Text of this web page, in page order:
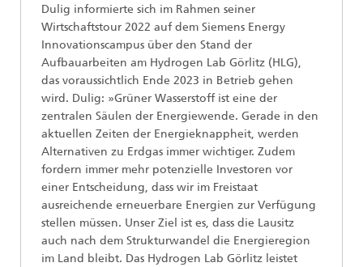
Dulig informierte sich im Rahmen seiner
Wirtschaftstour 2022 auf dem Siemens Energy
Innovationscampus über den Stand der
Aufbauarbeiten am Hydrogen Lab Görlitz (HLG),
das voraussichtlich Ende 2023 in Betrieb gehen
wird. Dulig: »Grüner Wasserstoff ist eine der
zentralen Säulen der Energiewende. Gerade in den
aktuellen Zeiten der Energieknappheit, werden
Alternativen zu Erdgas immer wichtiger. Zudem
fordern immer mehr potenzielle Investoren vor
einer Entscheidung, dass wir im Freistaat
ausreichende erneuerbare Energien zur Verfügung
stellen müssen. Unser Ziel ist es, dass die Lausitz
auch nach dem Strukturwandel die Energieregion
im Land bleibt. Das Hydrogen Lab Görlitz leistet